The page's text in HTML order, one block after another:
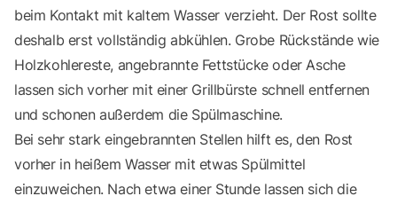
beim Kontakt mit kaltem Wasser verzieht. Der Rost sollte
deshalb erst vollständig abkühlen. Grobe Rückstände wie
Holzkohlereste, angebrannte Fettstücke oder Asche
lassen sich vorher mit einer Grillbürste schnell entfernen
und schonen außerdem die Spülmaschine.
Bei sehr stark eingebrannten Stellen hilft es, den Rost
vorher in heißem Wasser mit etwas Spülmittel
einzuweichen. Nach etwa einer Stunde lassen sich die